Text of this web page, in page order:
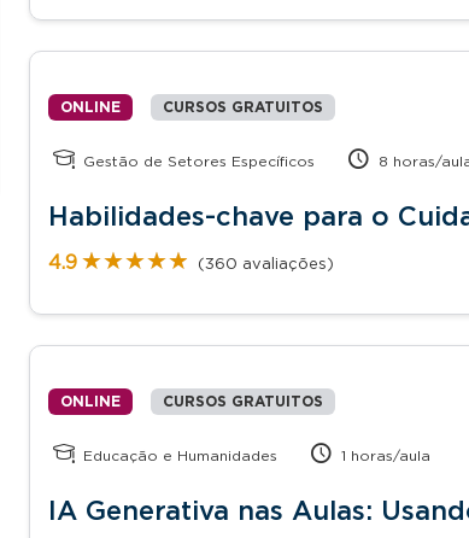
ONLINE CURSOS GRATUITOS
Gestão de Setores Específicos 8 horas/
Habilidades-chave para o
4.9 ★★★★★
★★★★★ (360 avaliações)
ONLINE CURSOS GRATUITOS
Educação e Humanidades 1 horas/aula
IA Generativa nas Aulas: